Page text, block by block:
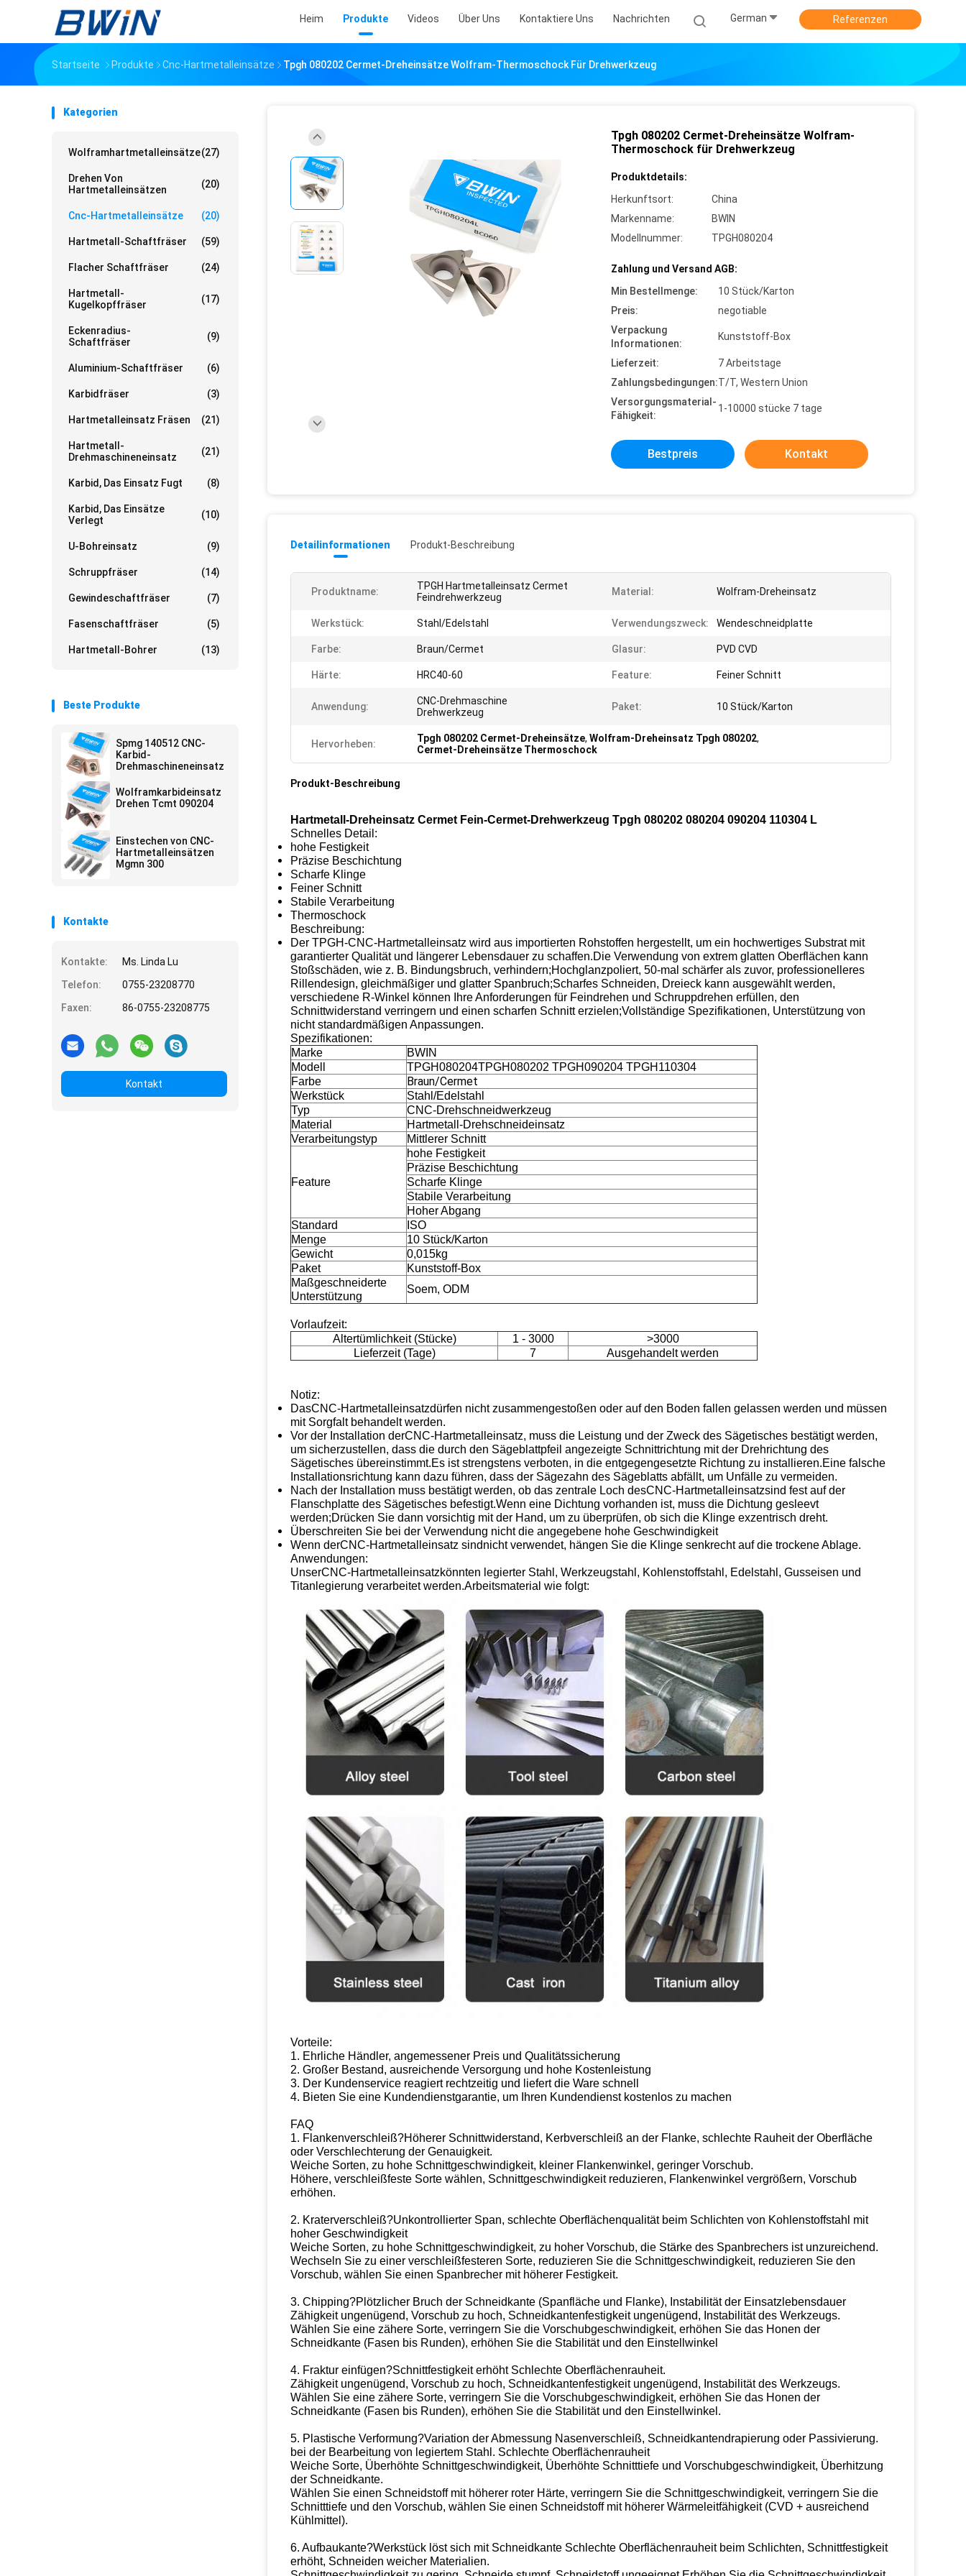
Heim Produkte Videos Über Uns Kontaktiere Uns Nachrichten German Referenzen
Startseite Produkte Cnc-Hartmetalleinsätze Tpgh 080202 Cermet-Dreheinsätze Wolfram-Thermoschock Für Drehwerkzeug
Kategorien
Wolframhartmetalleinsätze(27)
Drehen Von
Hartmetalleinsätzen
(20)
Cnc-Hartmetalleinsätze (20)
Hartmetall-Schaftfräser (59)
Flacher Schaftfräser (24)
Hartmetall-
Kugelkopffräser
(17)
Eckenradius-
Schaftfräser
(9)
Aluminium-Schaftfräser (6)
Karbidfräser (3)
Hartmetalleinsatz Fräsen (21)
Hartmetall-
Drehmaschineneinsatz
(21)
Karbid, Das Einsatz Fugt (8)
Karbid, Das Einsätze
Verlegt
(10)
U-Bohreinsatz (9)
Schruppfräser (14)
Gewindeschaftfräser (7)
Fasenschaftfräser (5)
Hartmetall-Bohrer (13)
Beste Produkte
Spmg 140512 CNC-
Karbid-
Drehmaschineneinsatz
Wolframkarbideinsatz
Drehen Tcmt 090204
Einstechen von CNC-
Hartmetalleinsätzen
Mgmn 300
Kontakte
Kontakte:
Ms. Linda Lu
Telefon:
0755-23208770
Faxen:
86-0755-23208775
Kontakt
Tpgh 080202 Cermet-Dreheinsätze Wolfram-
Thermoschock für Drehwerkzeug
Produktdetails:
Herkunftsort:
China
Markenname:
BWIN
Modellnummer:
TPGH080204
Zahlung und Versand AGB:
Min Bestellmenge:
10 Stück/Karton
Preis:
negotiable
Verpackung
Informationen:
Kunststoff-Box
Lieferzeit:
7 Arbeitstage
Zahlungsbedingungen:T/T, Western Union
Versorgungsmaterial-
Fähigkeit:
1-10000 stücke 7 tage
Bestpreis Kontakt
Detailinformationen Produkt-Beschreibung
Produktname:
TPGH Hartmetalleinsatz Cermet
Feindrehwerkzeug
Material: Wolfram-Dreheinsatz
Werkstück: Stahl/Edelstahl Verwendungszweck: Wendeschneidplatte
Farbe: Braun/Cermet Glasur: PVD CVD
Härte: HRC40-60 Feature: Feiner Schnitt
Anwendung:
CNC-Drehmaschine
Drehwerkzeug
Paket: 10 Stück/Karton
Hervorheben: Tpgh 080202 Cermet-Dreheinsätze, Wolfram-Dreheinsatz Tpgh 080202,
Cermet-Dreheinsätze Thermoschock
Produkt-Beschreibung
Hartmetall-Dreheinsatz Cermet Fein-Cermet-Drehwerkzeug Tpgh 080202 080204 090204 110304 L
Schnelles Detail:
hohe Festigkeit
Präzise Beschichtung
Scharfe Klinge
Feiner Schnitt
Stabile Verarbeitung
Thermoschock
Beschreibung:
Der TPGH-CNC-Hartmetalleinsatz wird aus importierten Rohstoffen hergestellt, um ein hochwertiges Substrat mit
garantierter Qualität und längerer Lebensdauer zu schaffen.Die Verwendung von extrem glatten Oberflächen kann
Stoßschäden, wie z. B. Bindungsbruch, verhindern;Hochglanzpoliert, 50-mal schärfer als zuvor, professionelleres
Rillendesign, gleichmäßiger und glatter Spanbruch;Scharfes Schneiden, Dreieck kann ausgewählt werden,
verschiedene R-Winkel können Ihre Anforderungen für Feindrehen und Schruppdrehen erfüllen, den
Schnittwiderstand verringern und einen scharfen Schnitt erzielen;Vollständige Spezifikationen, Unterstützung von
nicht standardmäßigen Anpassungen.
Spezifikationen:
Marke
BWIN
Modell
TPGH080204TPGH080202 TPGH090204 TPGH110304
Farbe
Braun/Cermet
Werkstück
Stahl/Edelstahl
Typ
CNC-Drehschneidwerkzeug
Material
Hartmetall-Drehschneideinsatz
Verarbeitungstyp
Mittlerer Schnitt
Feature
hohe Festigkeit
Präzise Beschichtung
Scharfe Klinge
Stabile Verarbeitung
Hoher Abgang
Standard
ISO
Menge
10 Stück/Karton
Gewicht
0,015kg
Paket
Kunststoff-Box
Maßgeschneiderte
Unterstützung
Soem, ODM
Vorlaufzeit:
Altertümlichkeit (Stücke)
1 - 3000
>3000
Lieferzeit (Tage)
7 Ausgehandelt werden
Notiz:
DasCNC-Hartmetalleinsatzdürfen nicht zusammengestoßen oder auf den Boden fallen gelassen werden und müssen
mit Sorgfalt behandelt werden.
Vor der Installation derCNC-Hartmetalleinsatz, muss die Leistung und der Zweck des Sägetisches bestätigt werden,
um sicherzustellen, dass die durch den Sägeblattpfeil angezeigte Schnittrichtung mit der Drehrichtung des
Sägetisches übereinstimmt.Es ist strengstens verboten, in die entgegengesetzte Richtung zu installieren.Eine falsche
Installationsrichtung kann dazu führen, dass der Sägezahn des Sägeblatts abfällt, um Unfälle zu vermeiden.
Nach der Installation muss bestätigt werden, ob das zentrale Loch desCNC-Hartmetalleinsatzsind fest auf der
Flanschplatte des Sägetisches befestigt.Wenn eine Dichtung vorhanden ist, muss die Dichtung gesleevt
werden;Drücken Sie dann vorsichtig mit der Hand, um zu überprüfen, ob sich die Klinge exzentrisch dreht.
Überschreiten Sie bei der Verwendung nicht die angegebene hohe Geschwindigkeit
Wenn derCNC-Hartmetalleinsatz sindnicht verwendet, hängen Sie die Klinge senkrecht auf die trockene Ablage.
Anwendungen:
UnserCNC-Hartmetalleinsatzkönnten legierter Stahl, Werkzeugstahl, Kohlenstoffstahl, Edelstahl, Gusseisen und
Titanlegierung verarbeitet werden.Arbeitsmaterial wie folgt:
Vorteile:
1. Ehrliche Händler, angemessener Preis und Qualitätssicherung
2. Großer Bestand, ausreichende Versorgung und hohe Kostenleistung
3. Der Kundenservice reagiert rechtzeitig und liefert die Ware schnell
4. Bieten Sie eine Kundendienstgarantie, um Ihren Kundendienst kostenlos zu machen
FAQ
1. Flankenverschleiß?Höherer Schnittwiderstand, Kerbverschleiß an der Flanke, schlechte Rauheit der Oberfläche
oder Verschlechterung der Genauigkeit.
Weiche Sorten, zu hohe Schnittgeschwindigkeit, kleiner Flankenwinkel, geringer Vorschub.
Höhere, verschleißfeste Sorte wählen, Schnittgeschwindigkeit reduzieren, Flankenwinkel vergrößern, Vorschub
erhöhen.
2. Kraterverschleiß?Unkontrollierter Span, schlechte Oberflächenqualität beim Schlichten von Kohlenstoffstahl mit
hoher Geschwindigkeit
Weiche Sorten, zu hohe Schnittgeschwindigkeit, zu hoher Vorschub, die Stärke des Spanbrechers ist unzureichend.
Wechseln Sie zu einer verschleißfesteren Sorte, reduzieren Sie die Schnittgeschwindigkeit, reduzieren Sie den
Vorschub, wählen Sie einen Spanbrecher mit höherer Festigkeit.
3. Chipping?Plötzlicher Bruch der Schneidkante (Spanfläche und Flanke), Instabilität der Einsatzlebensdauer
Zähigkeit ungenügend, Vorschub zu hoch, Schneidkantenfestigkeit ungenügend, Instabilität des Werkzeugs.
Wählen Sie eine zähere Sorte, verringern Sie die Vorschubgeschwindigkeit, erhöhen Sie das Honen der
Schneidkante (Fasen bis Runden), erhöhen Sie die Stabilität und den Einstellwinkel
4. Fraktur einfügen?Schnittfestigkeit erhöht Schlechte Oberflächenrauheit.
Zähigkeit ungenügend, Vorschub zu hoch, Schneidkantenfestigkeit ungenügend, Instabilität des Werkzeugs.
Wählen Sie eine zähere Sorte, verringern Sie die Vorschubgeschwindigkeit, erhöhen Sie das Honen der
Schneidkante (Fasen bis Runden), erhöhen Sie die Stabilität und den Einstellwinkel.
5. Plastische Verformung?Variation der Abmessung Nasenverschleiß, Schneidkantendrapierung oder Passivierung.
bei der Bearbeitung von legiertem Stahl. Schlechte Oberflächenrauheit
Weiche Sorte, Überhöhte Schnittgeschwindigkeit, Überhöhte Schnitttiefe und Vorschubgeschwindigkeit, Überhitzung
der Schneidkante.
Wählen Sie einen Schneidstoff mit höherer roter Härte, verringern Sie die Schnittgeschwindigkeit, verringern Sie die
Schnitttiefe und den Vorschub, wählen Sie einen Schneidstoff mit höherer Wärmeleitfähigkeit (CVD + ausreichend
Kühlmittel).
6. Aufbaukante?Werkstück löst sich mit Schneidkante Schlechte Oberflächenrauheit beim Schlichten, Schnittfestigkeit
erhöht, Schneiden weicher Materialien.